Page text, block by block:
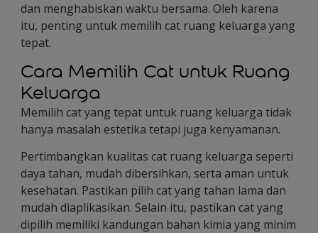
dan menghabiskan waktu bersama. Oleh karena
itu, penting untuk memilih cat ruang keluarga yang
tepat.
Cara Memilih Cat untuk Ruang
Keluarga
Memilih cat yang tepat untuk ruang keluarga tidak
hanya masalah estetika tetapi juga kenyamanan.
Pertimbangkan kualitas cat ruang keluarga seperti
daya tahan, mudah dibersihkan, serta aman untuk
kesehatan. Pastikan pilih cat yang tahan lama dan
mudah diaplikasikan. Selain itu, pastikan cat yang
dipilih memiliki kandungan bahan kimia yang minim